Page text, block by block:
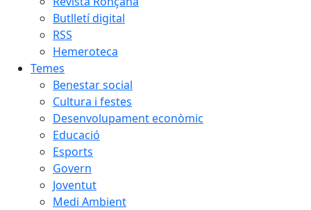
Butlletí digital
RSS
Hemeroteca
Temes
Benestar social
Cultura i festes
Desenvolupament econòmic
Educació
Esports
Govern
Joventut
Medi Ambient